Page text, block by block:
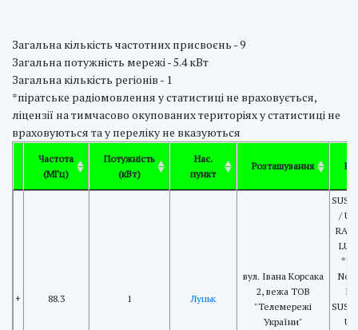
Загальна кількість частотних присвоєнь - 9
Загальна потужність мережі - 5.4 кВт
Загальна кількість регіонів - 1
*піратське радіомовлення у статистиці не враховується,
ліцензії на тимчасово окупованих територіях у статистиці не
враховуються та у переліку не вказуються
Частота
(МГц)
Потужність
(кВт)
Нас.
пункт
Розташування
+ 88.3 1 Луцьк
вул. Івана Корсака
2, вежа ТОВ
"Телемережі
України"
/